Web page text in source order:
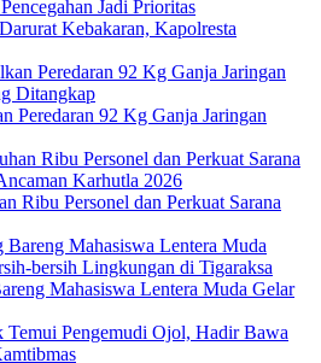
Kebakaran, Kapolresta
Peredaran 92 Kg Ganja Jaringan
Ribu Personel dan Perkuat Sarana
Mahasiswa Lentera Muda Gelar